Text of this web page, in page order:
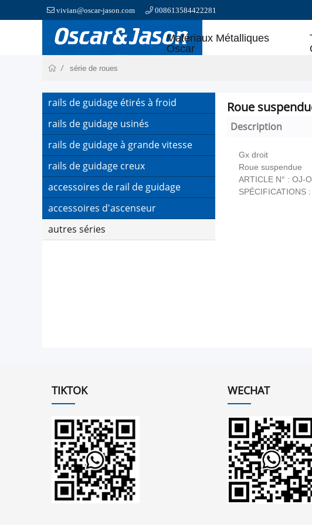
vivian@oscar-jason.com 008613584422281
Matériaux Métalliques
Oscar
série de roues
rails de guidage étirés à froid
rails de guidage usinés
rails de guidage à grande vitesse
rails de guidage creux
accessoires de rail de guidage
accessoires d'ascenseur
autres séries
Roue
Description
Gx droit
Roue suspendue
ARTICLE N° : OJ-
SPÉCIFICATIONS
TIKTOK WECHAT